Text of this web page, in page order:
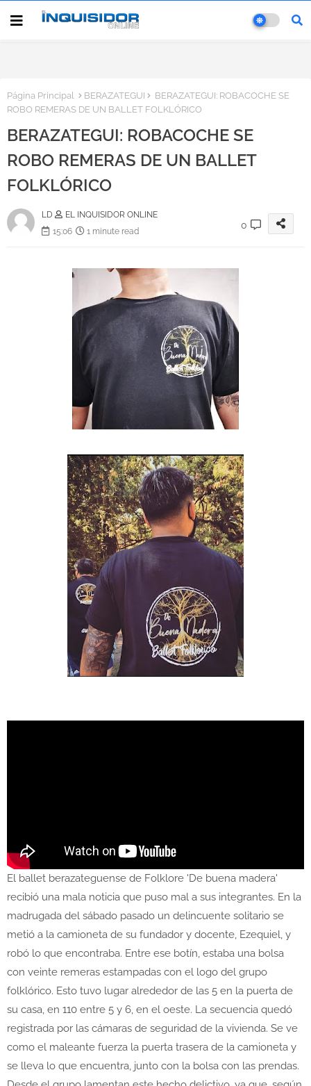
Página Principal BERAZATEGUI
BERAZATEGUI: ROBACOCHE SE
ROBO REMERAS DE UN BALLET FOLKLÓRICO
BERAZATEGUI: ROBACOCHE SE
ROBO REMERAS DE UN BALLET
FOLKLÓRICO
LD
EL INQUISIDOR ONLINE
15:06
1 minute read
0
El ballet berazateguense de Folklore 'De buena madera'
recibió una mala noticia que puso mal a sus integrantes. En la
madrugada del sábado pasado un delincuente solitario se
metió a la camioneta de su fundador y docente, Ezequiel, y
robó lo que encontraba. Entre ese botín, estaba una bolsa
con veinte remeras estampadas con el logo del grupo
folklórico. Esto tuvo lugar alrededor de las 5 en la puerta de
su casa, en 110 entre 5 y 6, en el oeste. La secuencia quedó
registrada por las cámaras de seguridad de la vivienda. Se ve
como el maleante fuerza la puerta trasera de la camioneta y
se lleva lo que encuentra, junto con la bolsa con las prendas.